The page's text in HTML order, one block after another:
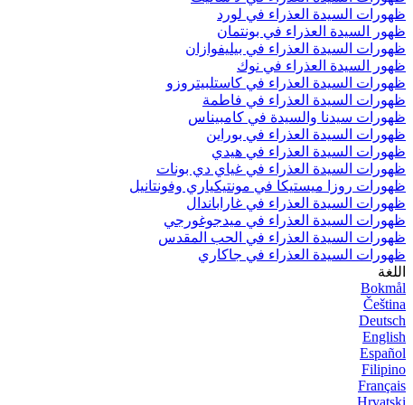
ظهورات السيدة العذراء في لورد
ظهور السيدة العذراء في بونتمان
ظهورات السيدة العذراء في بيليفوازان
ظهور السيدة العذراء في نوك
ظهورات السيدة العذراء في كاستلبيتروزو
ظهورات السيدة العذراء في فاطمة
ظهورات سيدنا والسيدة في كامبيناس
ظهورات السيدة العذراء في بوراين
ظهورات السيدة العذراء في هيدي
ظهورات السيدة العذراء في غياي دي بونات
ظهورات روزا ميستيكا في مونتيكياري وفونتانيل
ظهورات السيدة العذراء في غاراباندال
ظهورات السيدة العذراء في ميدجوغورجي
ظهورات السيدة العذراء في الحب المقدس
ظهورات السيدة العذراء في جاكاري
اللغة
Bokmål
Čeština
Deutsch
English
Español
Filipino
Français
Hrvatski